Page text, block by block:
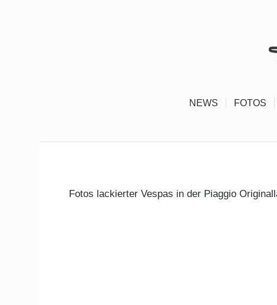
NEWS FOTOS
Fotos lackierter Vespas in der Piaggio